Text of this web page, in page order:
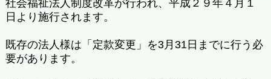
社会福祉法人制度改革が行われ、平成２９年４月１
日より施行されます。
既存の法人様は「定款変更」を3月31日までに行う必
要があります。